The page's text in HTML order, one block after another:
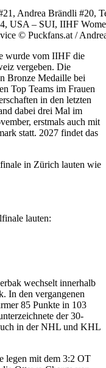
Andrea Brändli #20,
USA – SUI, IIHF
© Puckfans.at /
wurde vom IIHF die
vergeben. Die
Bronze Medaille bei
Top Teams im Frauen
in den letzten
dabei drei Mal im
erstmals auch mit
statt. 2027 findet das
in Zürich lauten wie
lauten:
wechselt innerhalb
In den vergangenen
85 Punkte in 103
der 30-
in der NHL und KHL
legen mit dem 3:2 OT